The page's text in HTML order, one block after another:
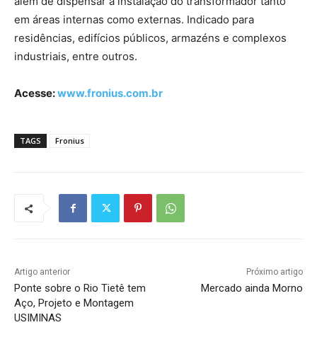
em áreas internas como externas. Indicado para
residências, edifícios públicos, armazéns e complexos
industriais, entre outros.
Acesse:www.fronius.com.br
TAGS Fronius
Artigo anterior
Ponte sobre o Rio Tietê tem
Aço, Projeto e Montagem
USIMINAS
Próximo artigo
Mercado ainda Morno